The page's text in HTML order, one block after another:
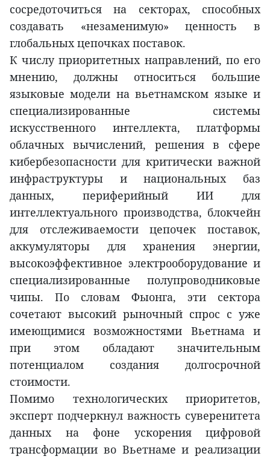
сосредоточиться на секторах, способных
создавать «незаменимую» ценность в
глобальных цепочках поставок.
К числу приоритетных направлений, по его
мнению, должны относиться большие
языковые модели на вьетнамском языке и
специализированные системы
искусственного интеллекта, платформы
облачных вычислений, решения в сфере
кибербезопасности для критически важной
инфраструктуры и национальных баз
данных, периферийный ИИ для
интеллектуального производства, блокчейн
для отслеживаемости цепочек поставок,
аккумуляторы для хранения энергии,
высокоэффективное электрооборудование и
специализированные полупроводниковые
чипы. По словам Фыонга, эти сектора
сочетают высокий рыночный спрос с уже
имеющимися возможностями Вьетнама и
при этом обладают значительным
потенциалом создания долгосрочной
стоимости.
Помимо технологических приоритетов,
эксперт подчеркнул важность суверенитета
данных на фоне ускорения цифровой
трансформации во Вьетнаме и реализации